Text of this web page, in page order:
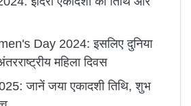
Day 2024: इसलिए दुनिया
महिला दिवस
जानें जया एकादशी तिथि, शुभ